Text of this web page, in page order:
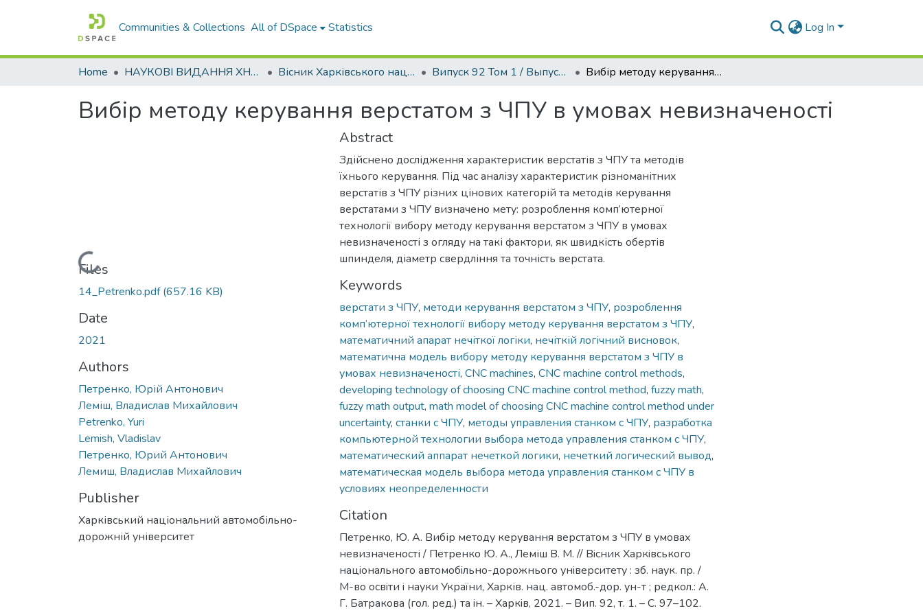
Communities & Collections All of DSpace Statistics Log In
Home НАУКОВІ ВИДАННЯ ХНАДУ Вісник Харківського національного автомобільно-дорожнього університету / Вестник Харьковского национального автомобильно-дорожного университета Випуск 92 Том 1 / Выпуск 92 Том 1 Вибір методу керування верстатом з ЧПУ в умовах невизначеності
Вибір методу керування верстатом з ЧПУ в умовах невизначеності
Loading...
Files
14_Petrenko.pdf(657.16 KB)
Date
2021
Authors
Петренко, Юрій Антонович
Леміш, Владислав Михайлович
Petrenko, Yuri
Lemish, Vladislav
Петренко, Юрий Антонович
Лемиш, Владислав Михайлович
Publisher
Харківський національний автомобільно-
дорожній університет
Abstract
Здійснено дослідження характеристик верстатів з ЧПУ та методів
їхнього керування. Під час аналізу характеристик різноманітних
верстатів з ЧПУ різних цінових категорій та методів керування
верстатами з ЧПУ визначено мету: розроблення комп’ютерної
технології вибору методу керування верстатом з ЧПУ в умовах
невизначеності з огляду на такі фактори, як швидкість обертів
шпинделя, діаметр свердління та точність верстата.
Keywords
верстати з ЧПУ, методи керування верстатом з ЧПУ, розроблення
комп’ютерної технології вибору методу керування верстатом з ЧПУ,
математичний апарат нечіткої логіки, нечіткій логічний висновок,
математична модель вибору методу керування верстатом з ЧПУ в
умовах невизначеності, CNC machines, CNC machine control methods,
developing technology of choosing CNC machine control method, fuzzy math,
fuzzy math output, math model of choosing CNC machine control method under
uncertainty, станки с ЧПУ, методы управления станком с ЧПУ, разработка
компьютерной технологии выбора метода управления станком с ЧПУ,
математический аппарат нечеткой логики, нечеткий логический вывод,
математическая модель выбора метода управления станком с ЧПУ в
условиях неопределенности
Citation
Петренко, Ю. А. Вибір методу керування верстатом з ЧПУ в умовах
невизначеності / Петренко Ю. А., Леміш В. М. // Вiсник Харкiвського
нацiонального автомобiльно-дорожнього унiверситету : зб. наук. пр. /
М-во освiти i науки України, Харків. нац. автомоб.-дор. ун-т ; редкол.: А.
Г. Батракова (гол. ред.) та iн. – Харкiв, 2021. – Вип. 92, т. 1. – С. 97–102.